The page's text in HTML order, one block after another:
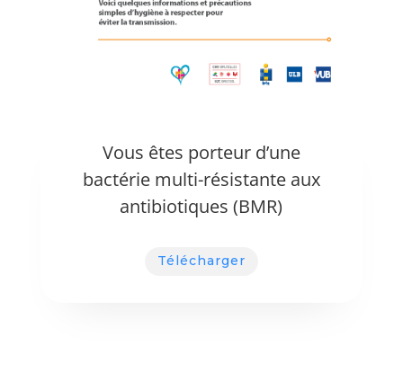
Vous êtes porteur d’une
bactérie multi-résistante aux
antibiotiques (BMR)
Télécharger